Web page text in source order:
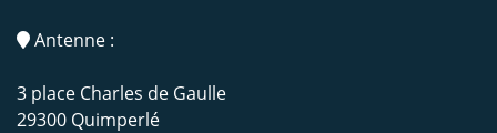
Antenne :
3 place Charles de Gaulle
29300 Quimperlé